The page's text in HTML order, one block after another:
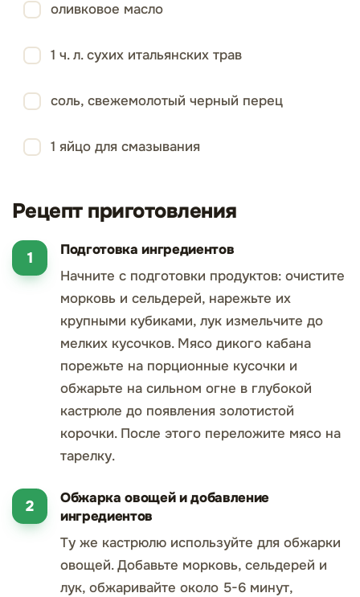
оливковое масло
1 ч. л. сухих итальянских трав
соль, свежемолотый черный перец
1 яйцо для смазывания
Рецепт приготовления
Подготовка ингредиентов
Начните с подготовки продуктов: очистите
морковь и сельдерей, нарежьте их
крупными кубиками, лук измельчите до
мелких кусочков. Мясо дикого кабана
порежьте на порционные кусочки и
обжарьте на сильном огне в глубокой
кастрюле до появления золотистой
корочки. После этого переложите мясо на
тарелку.
Обжарка овощей и добавление
ингредиентов
Ту же кастрюлю используйте для обжарки
овощей. Добавьте морковь, сельдерей и
лук, обжаривайте около 5-6 минут,